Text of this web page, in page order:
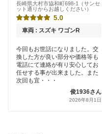
長崎県大村市協和町698-1（サンセ
ット通りからお越しください）
5.0
車両 : スズキ ワゴンR
今回もお世話になりました。交
換した方が良い部分や価格等も
電話にて連絡が有り安心してお
任せする事が出来ました。また
次回も宜・・・
俊1936さん
2026年8月1日